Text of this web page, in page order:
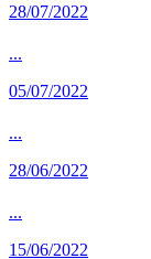
28/07/2022
...
05/07/2022
...
28/06/2022
...
15/06/2022